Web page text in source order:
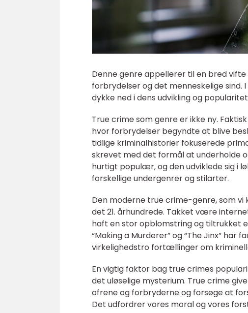
Denne genre appellerer til en bred
forbrydelser og det menneskelige sind.
dykke ned i dens udvikling og
True crime som genre er ikke ny.
hvor forbrydelser begyndte at blive
tidlige kriminalhistorier fokuserede
skrevet med det formål at underholde
hurtigt populær, og den udviklede sig i
forskellige undergenrer og stilarter.
Den moderne true crime-genre, som vi
det 21. århundrede. Takket være
haft en stor opblomstring og tiltrukket
“Making a Murderer” og “The Jinx”
virkelighedstro fortællinger om
En vigtig faktor bag true crimes
det uløselige mysterium. True crime
ofrene og forbryderne og forsøge at
Det udfordrer vores moral og vores